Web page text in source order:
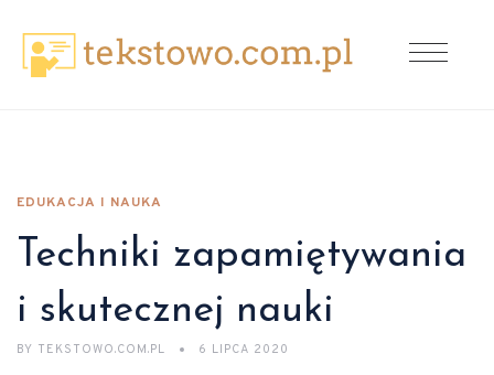
EDUKACJA I NAUKA
Techniki zapamiętywania
i skutecznej nauki
BY TEKSTOWO.COM.PL 6 LIPCA 2020